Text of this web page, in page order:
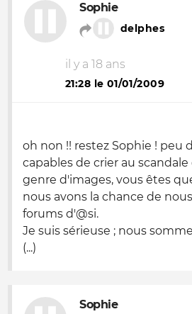
Sophie
delphes
il y a 18 ans
21:28 le 01/01/2009
oh non !! restez Sophie ! peu
capables de crier au
genre d'images, vous êtes
nous avons la chance de
forums d'@si.
Je suis sérieuse ; nous
(...)
Sophie